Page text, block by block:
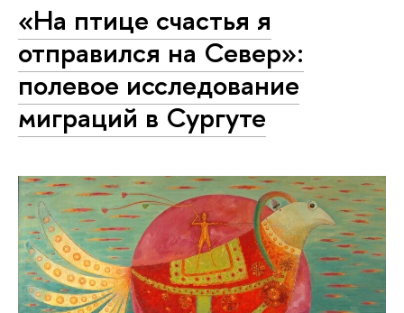
«На птице счастья я
отправился на Север»:
полевое исследование
миграций в Сургуте